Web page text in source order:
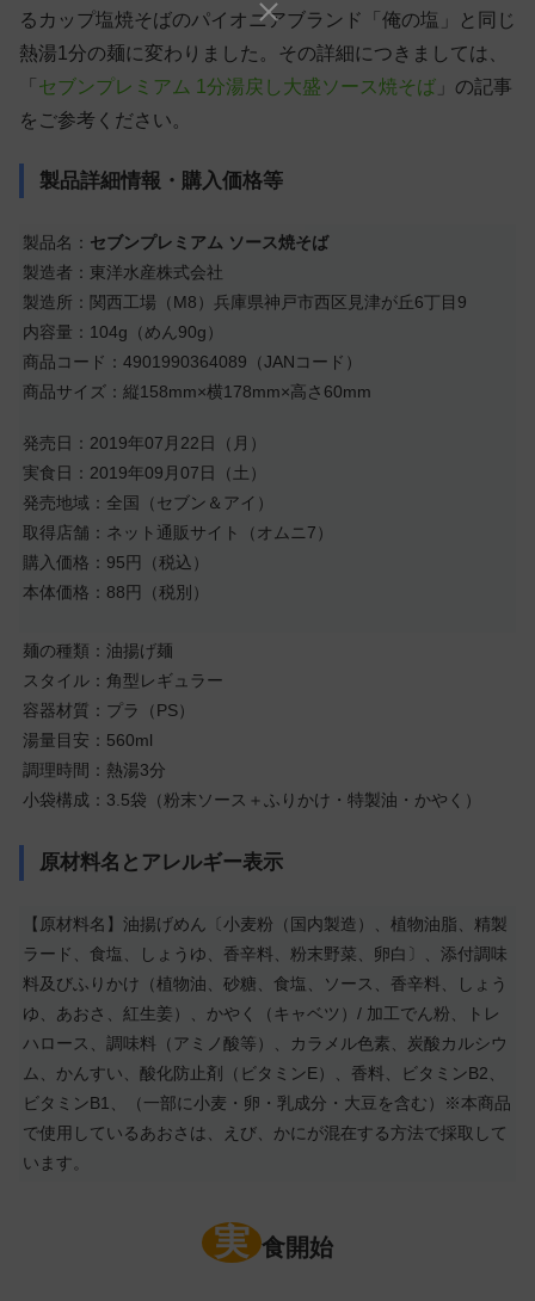
るカップ塩焼そばのパイオニアブランド「俺の塩」と同じ
熱湯1分の麺に変わりました。その詳細につきましては、
「 セブンプレミアム 1分湯戻し大盛ソース焼そば 」の記事
をご参考ください。
製品詳細情報・購入価格等
製品名： セブンプレミアム ソース焼そば
製造者：東洋水産株式会社
製造所：関西工場（M8）兵庫県神戸市西区見津が丘6丁目9
内容量：104g（めん90g）
商品コード：4901990364089（JANコード）
商品サイズ：縦158mm×横178mm×高さ60mm
発売日：2019年07月22日（月）
実食日：2019年09月07日（土）
発売地域：全国（セブン＆アイ）
取得店舗：ネット通販サイト（オムニ7）
購入価格：95円（税込）
本体価格：88円（税別）
麺の種類：油揚げ麺
スタイル：角型レギュラー
容器材質：プラ（PS）
湯量目安：560ml
調理時間：熱湯3分
小袋構成：3.5袋（粉末ソース＋ふりかけ・特製油・かやく）
原材料名とアレルギー表示
【原材料名】油揚げめん〔小麦粉（国内製造）、植物油脂、精製
ラード、食塩、しょうゆ、香辛料、粉末野菜、卵白〕、添付調味
料及びふりかけ（植物油、砂糖、食塩、ソース、香辛料、しょう
ゆ、あおさ、紅生姜）、かやく（キャベツ）/ 加工でん粉、トレ
ハロース、調味料（アミノ酸等）、カラメル色素、炭酸カルシウ
ム、かんすい、酸化防止剤（ビタミンE）、香料、ビタミンB2、
ビタミンB1、（一部に小麦・卵・乳成分・大豆を含む）※本商品
で使用しているあおさは、えび、かにが混在する方法で採取して
います。
実 食開始